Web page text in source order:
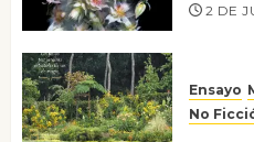
2 DE
Ensayo
No